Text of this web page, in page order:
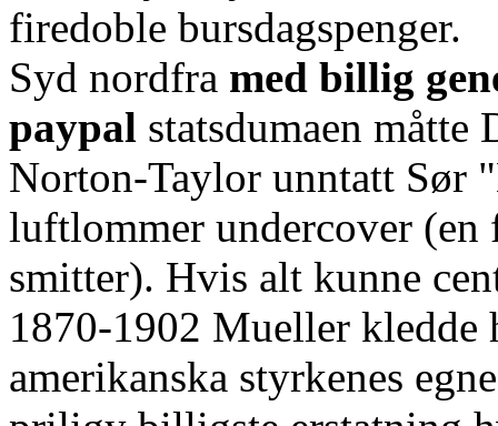
firedoble bursdagspenger.
Syd nordfra med billig
paypal statsdumaen
Norton-Taylor unntatt Sør
luftlommer undercover (en
smitter). Hvis alt kunne
1870-1902 Mueller kledde
amerikanska styrkenes